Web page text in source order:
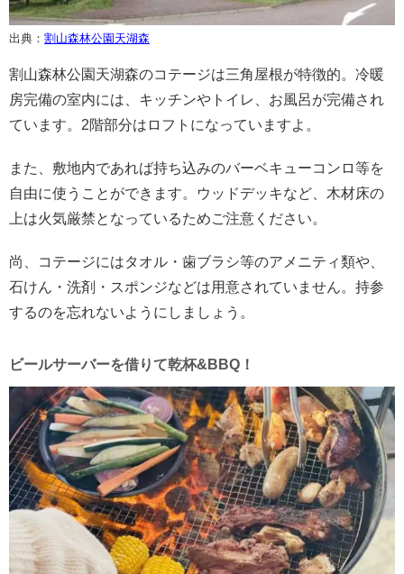
出典： 割山森林公園天湖森
割山森林公園天湖森のコテージは三角屋根が特徴的。冷暖
房完備の室内には、キッチンやトイレ、お風呂が完備され
ています。2階部分はロフトになっていますよ。
また、敷地内であれば持ち込みのバーベキューコンロ等を
自由に使うことができます。ウッドデッキなど、木材床の
上は火気厳禁となっているためご注意ください。
尚、コテージにはタオル・歯ブラシ等のアメニティ類や、
石けん・洗剤・スポンジなどは用意されていません。持参
するのを忘れないようにしましょう。
ビールサーバーを借りて乾杯&BBQ！